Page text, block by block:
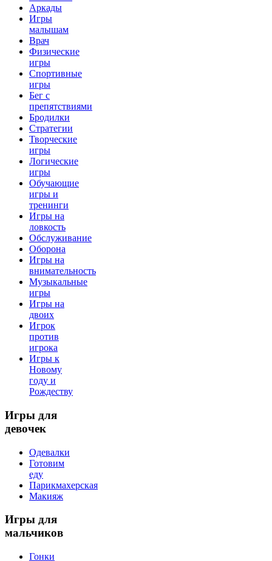
Аркады
Игры
малышам
Врач
Физические
игры
Спортивные
игры
Бег с
препятствиями
Бродилки
Стратегии
Творческие
игры
Логические
игры
Обучающие
игры и
тренинги
Игры на
ловкость
Обслуживание
Оборона
Игры на
внимательность
Музыкальные
игры
Игры на
двоих
Игрок
против
игрока
Игры к
Новому
году и
Рождеству
Игры для
девочек
Одевалки
Готовим
еду
Парикмахерская
Макияж
Игры для
мальчиков
Гонки